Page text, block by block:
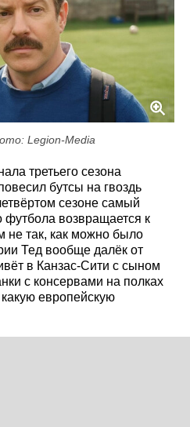
Legion-Media
третьего сезона
бутсы на гвоздь
сезоне самый
возвращается к
не так, как можно было
Тед вообще далёк от
в Канзас-Сити с сыном
с консервами на полках
европейскую